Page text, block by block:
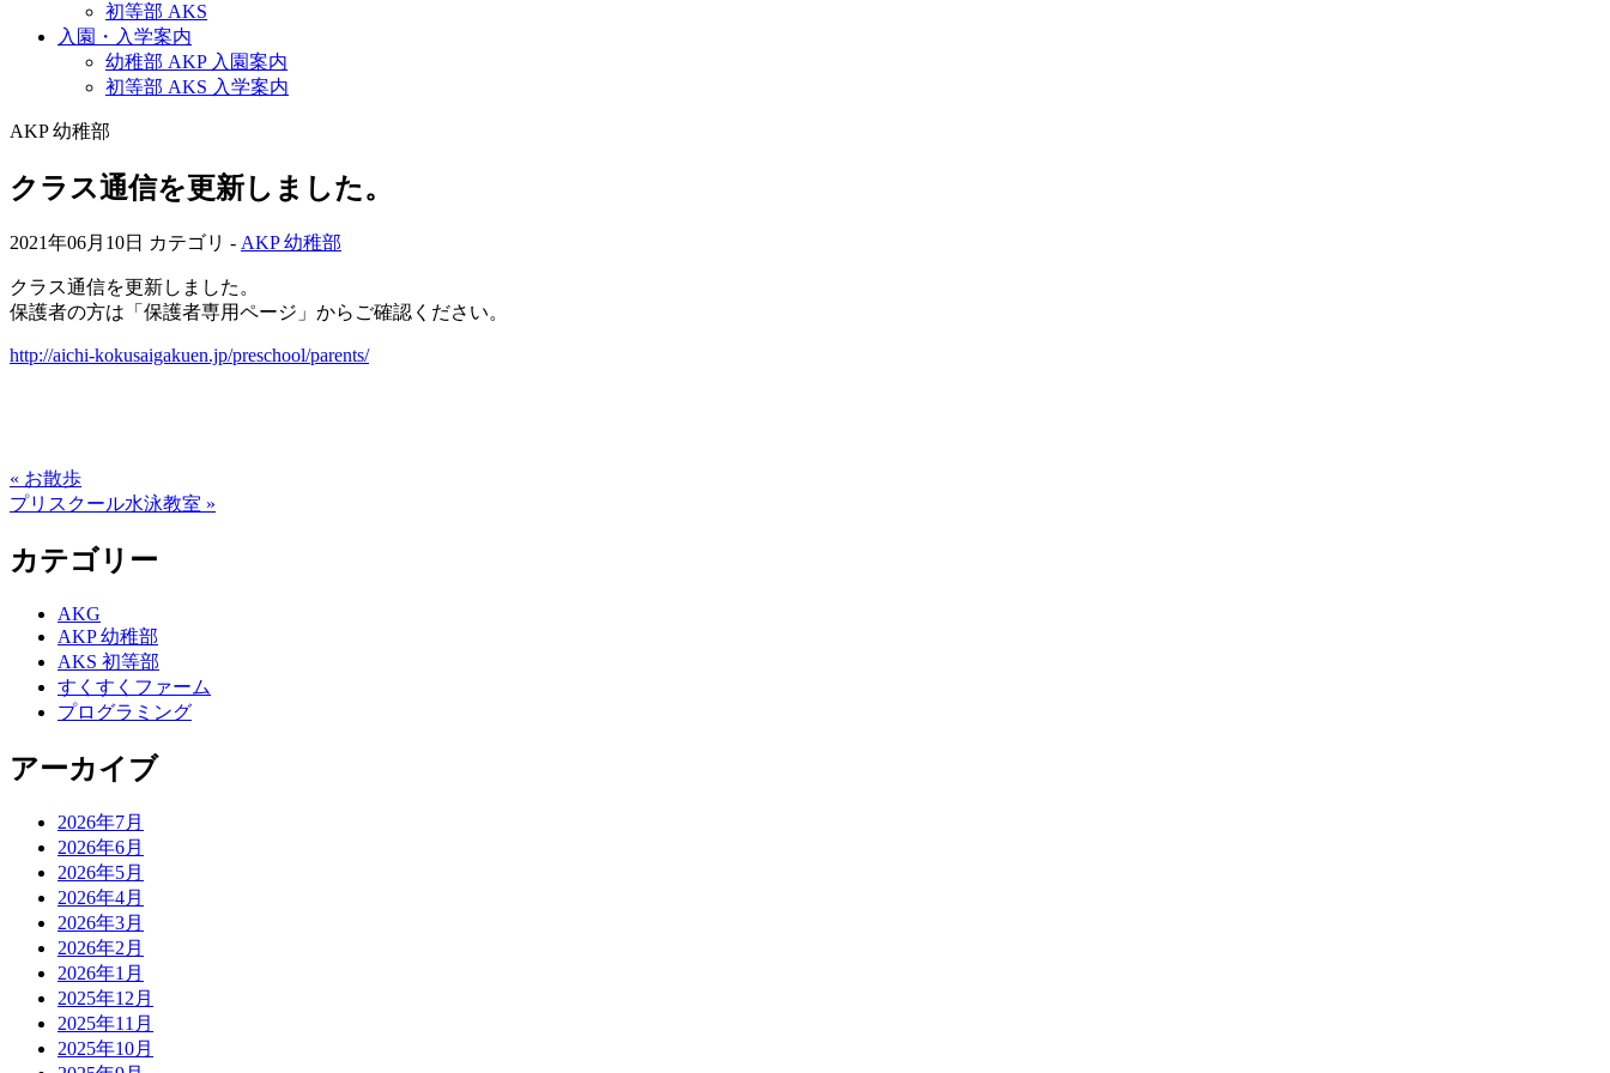
初等部 AKS
入園・入学案内
幼稚部 AKP 入園案内
初等部 AKS 入学案内
AKP 幼稚部
クラス通信を更新しました。
2021年06月10日 カテゴリ - AKP 幼稚部
クラス通信を更新しました。
保護者の方は「保護者専用ページ」からご確認ください。
http://aichi-kokusaigakuen.jp/preschool/parents/
« お散歩
プリスクール水泳教室 »
カテゴリー
AKG
AKP 幼稚部
AKS 初等部
すくすくファーム
プログラミング
アーカイブ
2026年7月
2026年6月
2026年5月
2026年4月
2026年3月
2026年2月
2026年1月
2025年12月
2025年11月
2025年10月